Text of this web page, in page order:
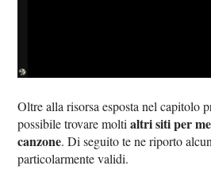
Oltre alla risorsa esposta nel capitolo
possibile trovare moltialtri siti per
canzone. Di seguito te ne riporto
particolarmente validi.